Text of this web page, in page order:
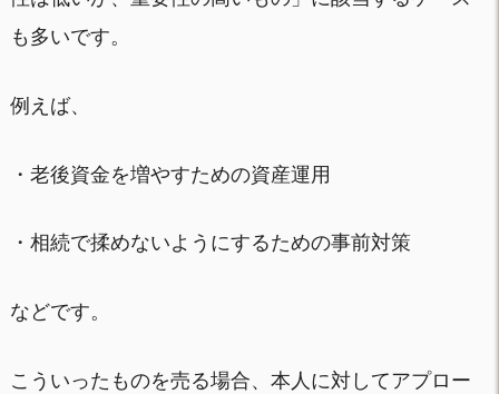
も多いです。
例えば、
・老後資金を増やすための資産運用
・相続で揉めないようにするための事前対策
などです。
こういったものを売る場合、本人に対してアプロー